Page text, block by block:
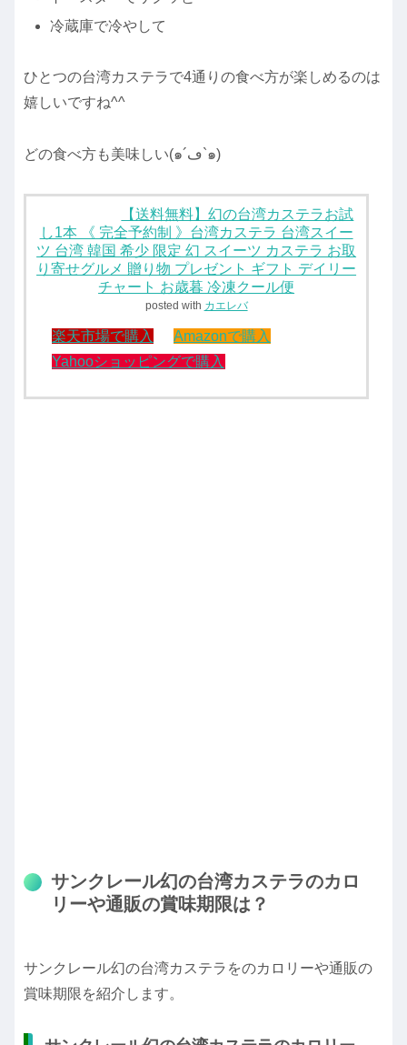
冷蔵庫で冷やして
ひとつの台湾カステラで4通りの食べ方が楽しめるのは
嬉しいですね^^
どの食べ方も美味しい(๑´ڡ`๑)
【送料無料】幻の台湾カステラお試
し1本 《 完全予約制 》台湾カステラ 台湾スイー
ツ 台湾 韓国 希少 限定 幻 スイーツ カステラ お取
り寄せグルメ 贈り物 プレゼント ギフト デイリー
チャート お歳暮 冷凍クール便
posted with カエレバ
楽天市場で購入
Amazonで購入
Yahooショッピングで購入
サンクレール幻の台湾カステラのカロ
リーや通販の賞味期限は？
サンクレール幻の台湾カステラをのカロリーや通販の
賞味期限を紹介します。